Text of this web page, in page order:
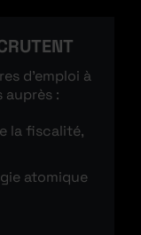
d’emploi à
auprès :
la fiscalité,
atomique